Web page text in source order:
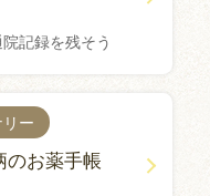
記録を残そう
ー
のお薬手帳